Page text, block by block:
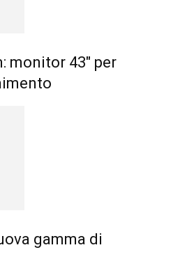
monitor 43″ per
gamma di